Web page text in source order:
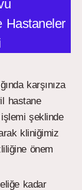
Hastaneler
karşınıza
hastane
şeklinde
kliniğimiz
önem
kadar